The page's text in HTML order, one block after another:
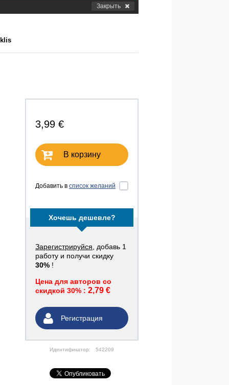
Закрыть
3,99 €
В корзину
Добавить в список желаний
Хочешь дешевле?
Зарегистрируйся , добавь 1
работу и получи скидку
30% !
Цена для авторов со
скидкой 30% : 2,79 €
Регистрация
Идентификатор: 542209